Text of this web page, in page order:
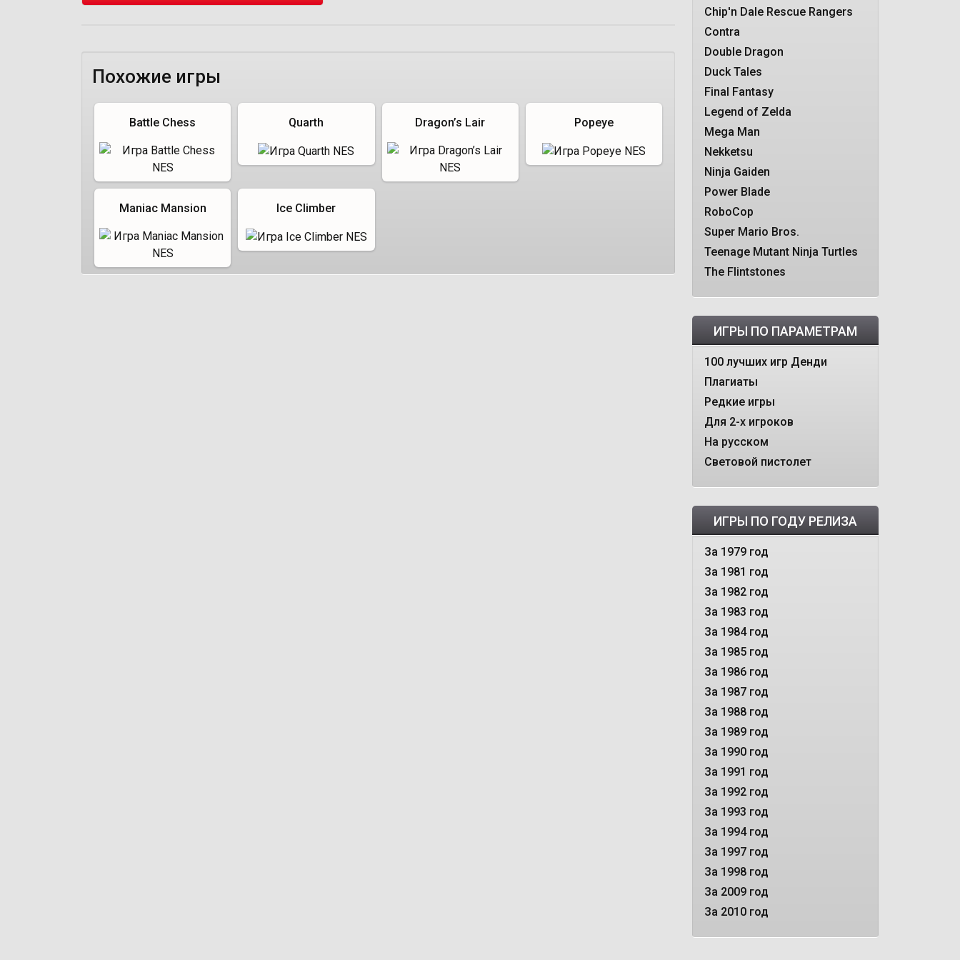
Похожие игры
Battle Chess Quarth Dragon’s Lair Popeye
Maniac Mansion Ice Climber
Chip'n Dale Rescue Rangers
Contra
Double Dragon
Duck Tales
Final Fantasy
Legend of Zelda
Mega Man
Nekketsu
Ninja Gaiden
Power Blade
RoboCop
Super Mario Bros.
Teenage Mutant Ninja Turtles
The Flintstones
ИГРЫ ПО ПАРАМЕТРАМ
100 лучших игр Денди
Плагиаты
Редкие игры
Для 2-х игроков
На русском
Световой пистолет
ИГРЫ ПО ГОДУ РЕЛИЗА
За 1979 год
За 1981 год
За 1982 год
За 1983 год
За 1984 год
За 1985 год
За 1986 год
За 1987 год
За 1988 год
За 1989 год
За 1990 год
За 1991 год
За 1992 год
За 1993 год
За 1994 год
За 1997 год
За 1998 год
За 2009 год
За 2010 год